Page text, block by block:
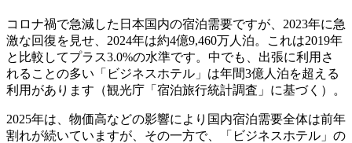
コロナ禍で急減した日本国内の宿泊需要ですが、2023年に急
激な回復を見せ、2024年は約4億9,460万人泊。これは2019年
と比較してプラス3.0%の水準です。中でも、出張に利用さ
れることの多い「ビジネスホテル」は年間3億人泊を超える
利用があります（観光庁「宿泊旅行統計調査」に基づく）。
2025年は、物価高などの影響により国内宿泊需要全体は前年
割れが続いていますが、その一方で、「ビジネスホテル」の